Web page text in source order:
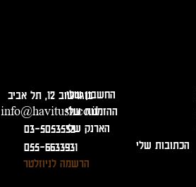
החשבון שלי
ההזמנות שלי
הארנק שלי
הכתובות שלי
בוגרשוב 12, תל אביב
info@havitush.co.il
03-5053533
055-6633931
הרשמה לניוזלטר